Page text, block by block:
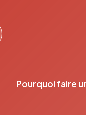
Pourquoi faire